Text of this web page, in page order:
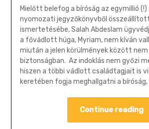
Mielőtt belefog a bíróság az egymillió (!)
nyomozati jegyzőkönyvből
ismertetésébe, Salah Abdeslam
a fővádlott húga, Myriam, nem kíván
miután a jelen körülmények között
biztonságban. Az indoklás nem győzi
hiszen a többi vádlott családtagjait is
keretében fogja meghallgatni a bíróság,
Continue reading